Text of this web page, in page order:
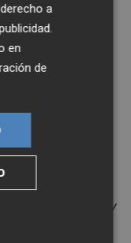
más alto de
no
bajo su
hijos como
En este
son
hijos como
hecho de
aquí,
ser madre. Y
en una
a
en
de